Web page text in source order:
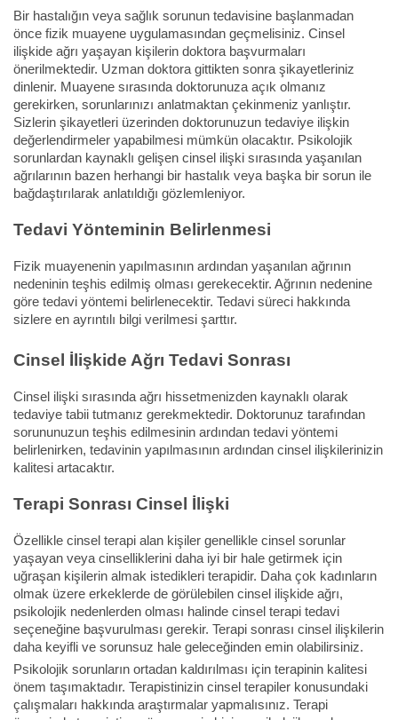
Bir hastalığın veya sağlık sorunun tedavisine başlanmadan
önce fizik muayene uygulamasından geçmelisiniz. Cinsel
ilişkide ağrı yaşayan kişilerin doktora başvurmaları
önerilmektedir. Uzman doktora gittikten sonra şikayetleriniz
dinlenir. Muayene sırasında doktorunuza açık olmanız
gerekirken, sorunlarınızı anlatmaktan çekinmeniz yanlıştır.
Sizlerin şikayetleri üzerinden doktorunuzun tedaviye ilişkin
değerlendirmeler yapabilmesi mümkün olacaktır. Psikolojik
sorunlardan kaynaklı gelişen cinsel ilişki sırasında yaşanılan
ağrılarının bazen herhangi bir hastalık veya başka bir sorun ile
bağdaştırılarak anlatıldığı gözlemleniyor.
Tedavi Yönteminin Belirlenmesi
Fizik muayenenin yapılmasının ardından yaşanılan ağrının
nedeninin teşhis edilmiş olması gerekecektir. Ağrının nedenine
göre tedavi yöntemi belirlenecektir. Tedavi süreci hakkında
sizlere en ayrıntılı bilgi verilmesi şarttır.
Cinsel İlişkide Ağrı Tedavi Sonrası
Cinsel ilişki sırasında ağrı hissetmenizden kaynaklı olarak
tedaviye tabii tutmanız gerekmektedir. Doktorunuz tarafından
sorununuzun teşhis edilmesinin ardından tedavi yöntemi
belirlenirken, tedavinin yapılmasının ardından cinsel ilişkilerinizin
kalitesi artacaktır.
Terapi Sonrası Cinsel İlişki
Özellikle cinsel terapi alan kişiler genellikle cinsel sorunlar
yaşayan veya cinselliklerini daha iyi bir hale getirmek için
uğraşan kişilerin almak istedikleri terapidir. Daha çok kadınların
olmak üzere erkeklerde de görülebilen cinsel ilişkide ağrı,
psikolojik nedenlerden olması halinde cinsel terapi tedavi
seçeneğine başvurulması gerekir. Terapi sonrası cinsel ilişkilerin
daha keyifli ve sorunsuz hale geleceğinden emin olabilirsiniz.
Psikolojik sorunların ortadan kaldırılması için terapinin kalitesi
önem taşımaktadır. Terapistinizin cinsel terapiler konusundaki
çalışmaları hakkında araştırmalar yapmalısınız. Terapi